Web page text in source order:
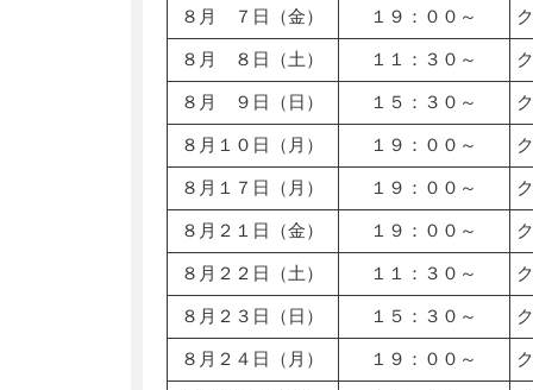
８月 ７日（金） １９：００～
８月 ８日（土） １１：３０～
８月 ９日（日） １５：３０～
８月１０日（月） １９：００～
８月１７日（月） １９：００～
８月２１日（金） １９：００～
８月２２日（土） １１：３０～
８月２３日（日） １５：３０～
８月２４日（月） １９：００～